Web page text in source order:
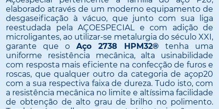
elaborado através de um moderno equipamento de
desgaseificação à vácuo, que junto com sua liga
reestudada pela AÇOESPECIAL e com adição de
microligantes, ao utilizar-se metalurgia do século XXI,
garante que o Aço 2738 HPM32® tenha uma
uniforme resistência mecânica, alta usinabilidade
com resposta mais eficiente na confecção de furos e
roscas, que qualquer outro da categoria de açop20
com a sua respectiva faixa de dureza. Tudo isto, com
a resistência mecânica no limite e altíssima facilidade
de obtenção de alto grau de brilho no polimento.